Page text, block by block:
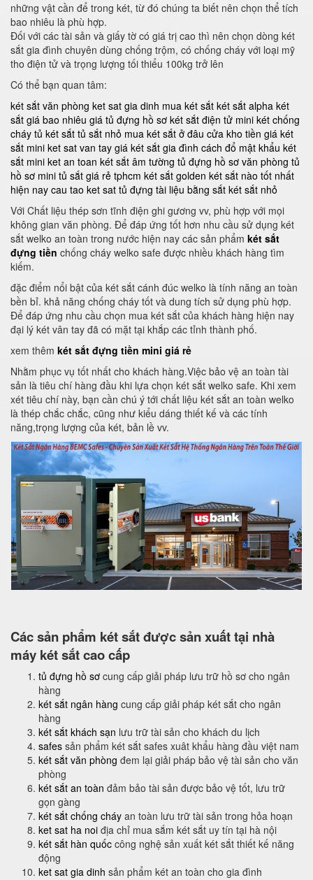
những vật cần để trong két, từ đó chúng ta biết nên chọn thể tích
bao nhiêu là phù hợp.
Đối với các tài sản và giấy tờ có giá trị cao thì nên chọn dòng két
sắt gia đình chuyên dùng chống trộm, có chống cháy với loại mỹ
tho điện tử và trọng lượng tối thiểu 100kg trở lên
Có thể bạn quan tâm:
két sắt văn phòng ket sat gia dinh mua két sắt két sắt alpha két
sắt giá bao nhiêu giá tủ đựng hồ sơ két sắt điện tử mini két chống
cháy tủ két sắt tủ sắt nhỏ mua két sắt ở đâu cửa kho tiền giá két
sắt mini ket sat van tay giá két sắt gia đình cách đổ mật khẩu két
sắt mini ket an toan két sắt âm tường tủ đựng hồ sơ văn phòng tủ
hồ sơ mini tủ sắt giá rẻ tphcm két sắt golden két sắt nào tốt nhất
hiện nay cau tao ket sat tủ đựng tài liệu bằng sắt két sắt nhỏ
Với Chất liệu thép sơn tĩnh điện ghi gương vv, phù hợp với mọi
không gian văn phòng. Để đáp ứng tốt hơn nhu cầu sử dụng két
sắt welko an toàn trong nước hiện nay các sản phẩm két sắt
đựng tiền chống cháy welko safe được nhiều khách hàng tìm
kiếm.
đặc điểm nổi bật của két sắt cánh đúc welko là tính năng an toàn
bền bỉ. khả năng chống cháy tốt và dung tích sử dụng phù hợp.
Để đáp ứng nhu cầu chọn mua két sắt của khách hàng hiện nay
đại lý két vân tay đã có mặt tại khắp các tỉnh thành phố.
xem thêm két sắt đựng tiền mini giá rẻ
Nhằm phục vụ tốt nhất cho khách hàng.Việc bảo vệ an toàn tài
sản là tiêu chí hàng đầu khi lựa chọn két sắt welko safe. Khi xem
xét tiêu chí này, bạn cần chú ý tới chất liệu két sắt an toàn welko
là thép chắc chắc, cũng như kiểu dáng thiết kế và các tính
năng,trọng lượng của két, bản lề vv.
Các sản phẩm két sắt được sản xuất tại nhà
máy két sắt cao cấp
tủ đựng hồ sơ cung cấp giải pháp lưu trữ hồ sơ cho ngân
hàng
két sắt ngân hàng cung cấp giải pháp két sắt cho ngân
hàng
két sắt khách sạn lưu trữ tài sản cho khách du lịch
safes sản phẩm két sắt safes xuât khẩu hàng đầu việt nam
két sắt văn phòng đem lại giải pháp bảo vệ tài sản cho văn
phòng
két sắt an toàn đảm bảo tài sản được bảo vệ tốt, lưu trữ
gọn gàng
két sắt chống cháy an toàn lưu trữ tài sản trong hỏa hoạn
ket sat ha noi địa chỉ mua sắm két sắt uy tín tại hà nội
két sắt hàn quốc công nghệ sản xuất két sắt thiết kế năng
động
ket sat gia dinh sản phẩm két an toàn cho gia đình